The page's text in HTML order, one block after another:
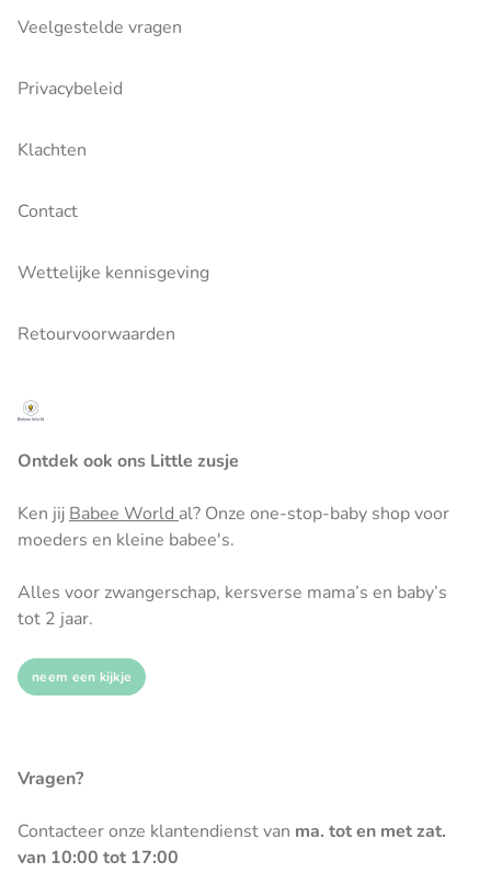
Veelgestelde vragen
Privacybeleid
Klachten
Contact
Wettelijke kennisgeving
Retourvoorwaarden
Ontdek ook ons Little zusje
Ken jij Babee World al? Onze one-stop-baby shop voor
moeders en kleine babee's.
Alles voor zwangerschap, kersverse mama’s en baby’s
tot 2 jaar.
neem een kijkje
Vragen?
Contacteer onze klantendienst van ma. tot en met zat.
van 10:00 tot 17:00